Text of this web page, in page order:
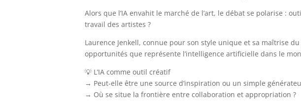
Alors que l’IA envahit le marché de l’art, le débat se polarise :
travail des artistes ?
Laurence Jenkell, connue pour son style unique et sa maîtrise
opportunités que représente l’intelligence artificielle dans le
💡 L’IA comme outil créatif
→ Peut-elle être une source d’inspiration ou un simple
→ Où se situe la frontière entre collaboration et appropriation ?